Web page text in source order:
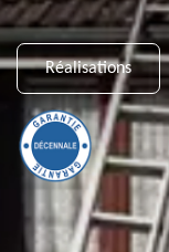
Réalisations